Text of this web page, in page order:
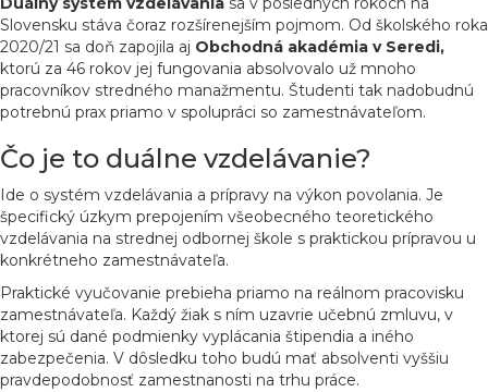
Slovensku stáva čoraz rozšírenejším pojmom. Od školského roka
2020/21 sa doň zapojila aj Obchodná akadémia v Seredi,
ktorú za 46 rokov jej fungovania absolvovalo už mnoho
pracovníkov stredného manažmentu. Študenti tak nadobudnú
potrebnú prax priamo v spolupráci so zamestnávateľom.
Čo je to duálne vzdelávanie?
Ide o systém vzdelávania a prípravy na výkon povolania. Je
špecifický úzkym prepojením všeobecného teoretického
vzdelávania na strednej odbornej škole s praktickou prípravou u
konkrétneho zamestnávateľa.
Praktické vyučovanie prebieha priamo na reálnom pracovisku
zamestnávateľa. Každý žiak s ním uzavrie učebnú zmluvu, v
ktorej sú dané podmienky vyplácania štipendia a iného
zabezpečenia. V dôsledku toho budú mať absolventi vyššiu
pravdepodobnosť zamestnanosti na trhu práce.